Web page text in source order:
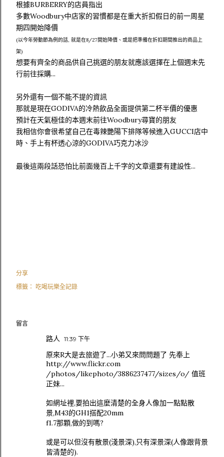
根據BURBERRY的店員指出
多數Woodbury中店家的習慣都是在重大折扣假日的前一周星
期四開始降價
(以今年勞動節為例的話, 就是在8/27開始降價、或是把準備在折扣期間推出的商品上
架)
想要有齊全的商品供自己挑選的朋友就應該選擇在上個週末先
行前往採購...
另外還有一個不能不提的資訊
那就是現在GODIVA的冷熱飲品全面提供第二杯半價的優惠
預計在天氣極佳的本週末前往Woodbury尋寶的朋友
我相信你會很希望自己在毒辣艷陽下排隊等候進入GUCCI店中
時、手上有杯透心涼的GODIVA巧克力冰沙
最後這兩段話恐怕比前面幾百上千字的文章還要有建設性...
分享
標籤： 吃喝玩樂全記錄
留言
路人 11:39 下午
原來R大是去旅遊了...小弟又來問問題了 先奉上
http://www.flickr.com
/photos/likephoto/3886237477/sizes/o/ 值班
正妹...
如網址裡,要拍出這麼清楚的全身人像加一點點散
景,M43的GH1搭配20mm
f1.7那顆,做的到嗎?
或是可以但沒有散景(淺景深),只有深景深(人像跟背景
皆清楚的).